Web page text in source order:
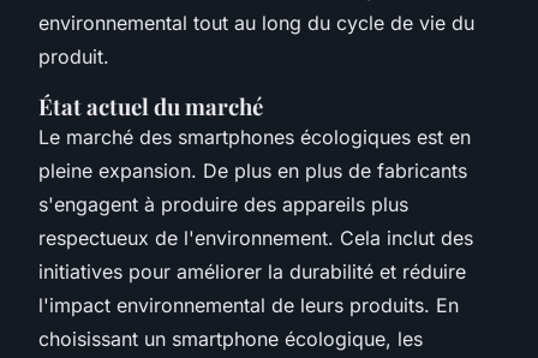
environnemental tout au long du cycle de vie du
produit.
État actuel du marché
Le marché des smartphones écologiques est en
pleine expansion. De plus en plus de fabricants
s'engagent à produire des appareils plus
respectueux de l'environnement. Cela inclut des
initiatives pour améliorer la durabilité et réduire
l'impact environnemental de leurs produits. En
choisissant un smartphone écologique, les